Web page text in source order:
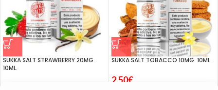
SUKKA SALT STRAWBERRY 20MG.
10ML.
SUKKA SALT TOBACCO 10MG. 10ML.
2.50€